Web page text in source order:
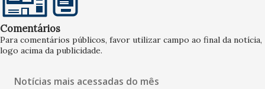
Comentários
Para comentários públicos, favor utilizar campo ao final da notícia,
logo acima da publicidade.
Notícias mais acessadas do mês